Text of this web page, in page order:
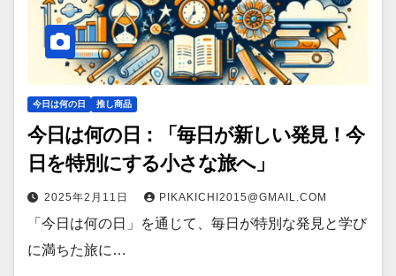
今日は何の日 推し商品
今日は何の日：「毎日が新しい発見！今
日を特別にする小さな旅へ」
2025年2月11日 PIKAKICHI2015@GMAIL.COM
「今日は何の日」を通じて、毎日が特別な発見と学び
に満ちた旅に…